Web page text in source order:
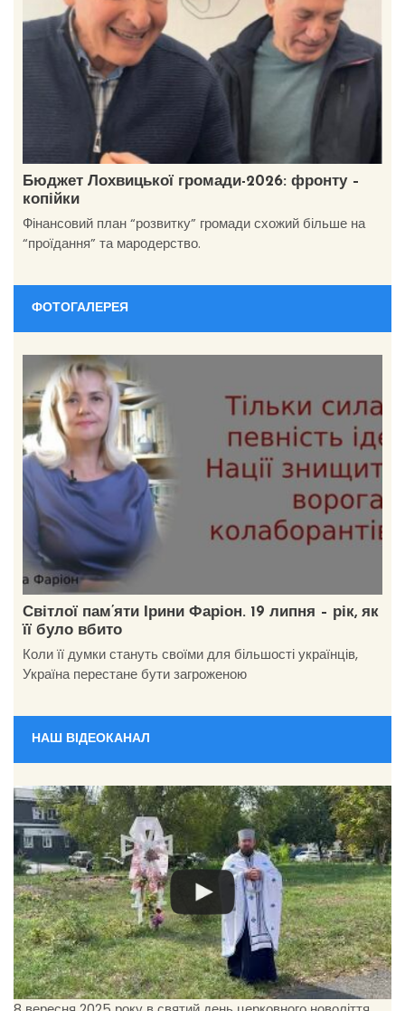
Бюджет Лохвицької громади-2026: фронту –
копійки
Фінансовий план “розвитку” громади схожий більше на
“проїдання” та мародерство.
ФОТОГАЛЕРЕЯ
Світлої пам’яти Ірини Фаріон. 19 липня – рік, як
її було вбито
Коли її думки стануть своїми для більшості українців,
Україна перестане бути загроженою
НАШ ВІДЕОКАНАЛ